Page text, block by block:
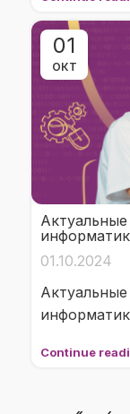
01
ОКТ
01.10.2024
Continue